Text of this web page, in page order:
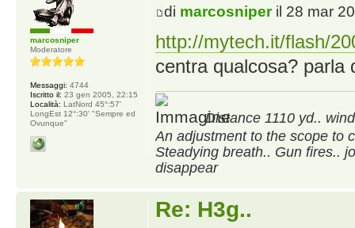
di marcosniperil 28 mar
http://mytech.it/flash/
centra qualcosa? parla
Distance 1110 yd..
An adjustment to the scope to
Steadying breath.. Gun fires..
disappear
marcosniper
Moderatore
Messaggi: 4744
Iscritto il: 23 gen 2005, 22:15
Località: LatNord 45°:57'
LongEst 12°:30' "Sempre ed
Ovunque"
Re: H3g..